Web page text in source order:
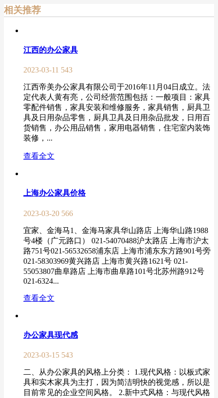
相关推荐
江西的办公家具
2023-03-11 543
江西帝美办公家具有限公司于2016年11月04日成立。法
定代表人黄有亮，公司经营范围包括：一般项目：家具
零配件销售，家具安装和维修服务，家具销售，厨具卫
具及日用杂品零售，厨具卫具及日用杂品批发，日用百
货销售，办公用品销售，家用电器销售，住宅室内装饰
装修，...
查看全文
上海办公家具价格
2023-03-20 566
宜家、金海马1、金海马家具华山路店 上海华山路1988
号4楼（广元路口） 021-54070488沪太路店 上海市沪太
路751号021-56532658浦东店 上海市浦东东方路901号旁
021-58303969黄兴路店 上海市黄兴路1621号 021-
55053807曲阜路店 上海市曲阜路101号北苏州路912号
021-6324...
查看全文
办公家具现代感
2023-03-15 543
二、从办公家具的风格上分类： 1.现代风格：以板式家
具和实木家具为主打，因为简洁明快的视觉感，所以是
目前常见的企业空间风格。 2.新中式风格：与现代风格